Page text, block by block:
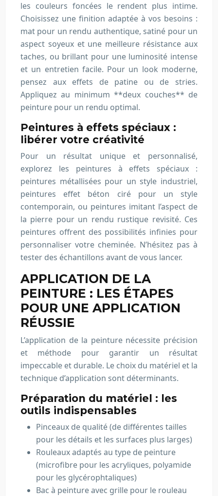
les couleurs foncées le rendent plus intime.
Choisissez une finition adaptée à vos besoins :
mat pour un rendu authentique, satiné pour un
aspect soyeux et une meilleure résistance aux
taches, ou brillant pour une luminosité intense
et un entretien facile. Pour un look moderne,
pensez aux effets de patine ou de stries.
Appliquez au minimum **deux couches** de
peinture pour un rendu optimal.
Peintures à effets spéciaux :
libérer votre créativité
Pour un résultat unique et personnalisé,
explorez les peintures à effets spéciaux :
peintures métallisées pour un style industriel,
peintures effet béton ciré pour un style
contemporain, ou peintures imitant l’aspect de
la pierre pour un rendu rustique revisité. Ces
peintures offrent des possibilités infinies pour
personnaliser votre cheminée. N’hésitez pas à
tester des échantillons avant de vous lancer.
APPLICATION DE LA
PEINTURE : LES ÉTAPES
POUR UNE APPLICATION
RÉUSSIE
L’application de la peinture nécessite précision
et méthode pour garantir un résultat
impeccable et durable. Le choix du matériel et la
technique d’application sont déterminants.
Préparation du matériel : les
outils indispensables
Pinceaux de qualité (de différentes tailles
pour les détails et les surfaces plus larges)
Rouleaux adaptés au type de peinture
(microfibre pour les acryliques, polyamide
pour les glycérophtaliques)
Bac à peinture avec grille pour le rouleau